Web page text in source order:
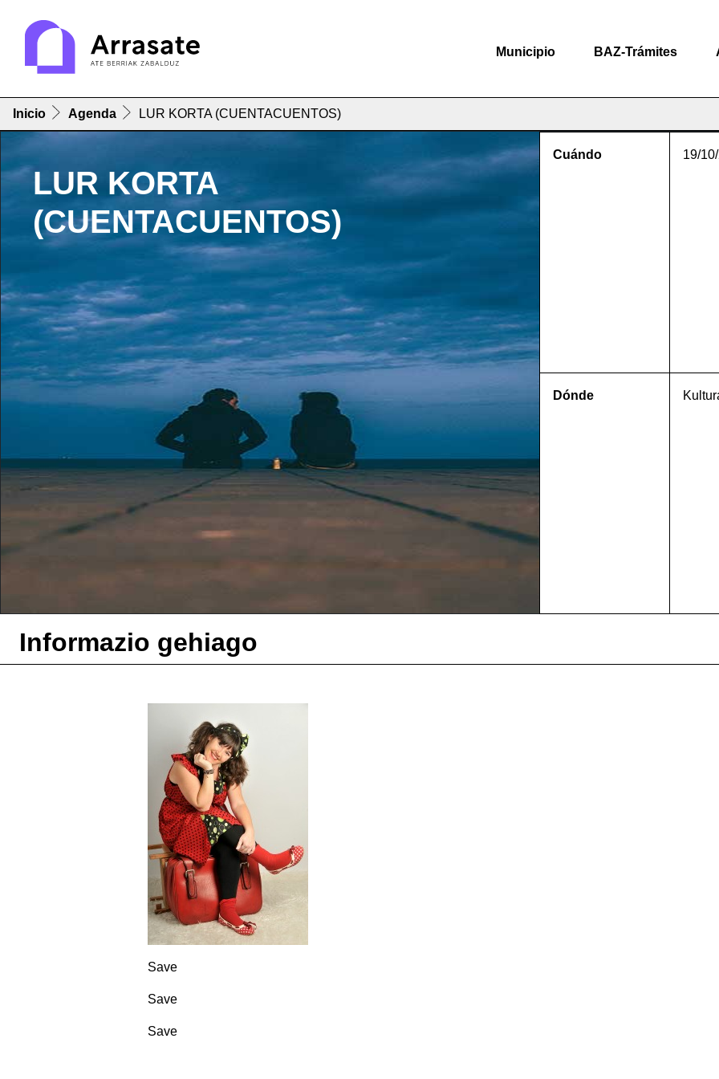
Municipio BAZ-Trámites
Inicio Agenda LUR KORTA (CUENTACUENTOS)
LUR KORTA
(CUENTACUENTOS)
Cuándo 19/
Dónde
Informazio gehiago
Save
Save
Save